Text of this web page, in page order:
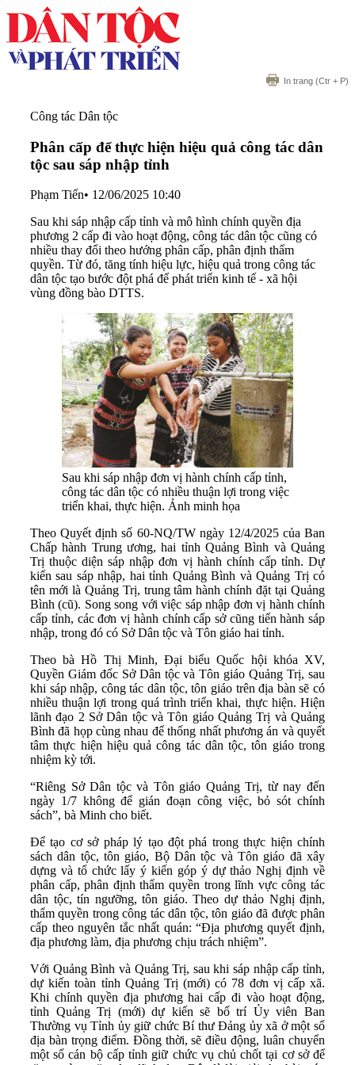
In trang (Ctr + P)
Công tác Dân tộc
Phân cấp để thực hiện hiệu quả công tác dân
tộc sau sáp nhập tỉnh
Phạm Tiến• 12/06/2025 10:40
Sau khi sáp nhập cấp tỉnh và mô hình chính quyền địa
phương 2 cấp đi vào hoạt động, công tác dân tộc cũng có
nhiều thay đổi theo hướng phân cấp, phân định thẩm
quyền. Từ đó, tăng tính hiệu lực, hiệu quả trong công tác
dân tộc tạo bước đột phá để phát triển kinh tế - xã hội
vùng đồng bào DTTS.
Sau khi sáp nhập đơn vị hành chính cấp tỉnh,
công tác dân tộc có nhiều thuận lợi trong việc
triển khai, thực hiện. Ảnh minh họa
Theo Quyết định số 60-NQ/TW ngày 12/4/2025 của Ban
Chấp hành Trung ương, hai tỉnh Quảng Bình và Quảng
Trị thuộc diện sáp nhập đơn vị hành chính cấp tỉnh. Dự
kiến sau sáp nhập, hai tỉnh Quảng Bình và Quảng Trị có
tên mới là Quảng Trị, trung tâm hành chính đặt tại Quảng
Bình (cũ). Song song với việc sáp nhập đơn vị hành chính
cấp tỉnh, các đơn vị hành chính cấp sở cũng tiến hành sáp
nhập, trong đó có Sở Dân tộc và Tôn giáo hai tỉnh.
Theo bà Hồ Thị Minh, Đại biểu Quốc hội khóa XV,
Quyền Giám đốc Sở Dân tộc và Tôn giáo Quảng Trị, sau
khi sáp nhập, công tác dân tộc, tôn giáo trên địa bàn sẽ có
nhiều thuận lợi trong quá trình triển khai, thực hiện. Hiện
lãnh đạo 2 Sở Dân tộc và Tôn giáo Quảng Trị và Quảng
Bình đã họp cùng nhau để thống nhất phương án và quyết
tâm thực hiện hiệu quả công tác dân tộc, tôn giáo trong
nhiệm kỳ tới.
“Riêng Sở Dân tộc và Tôn giáo Quảng Trị, từ nay đến
ngày 1/7 không để gián đoạn công việc, bỏ sót chính
sách”, bà Minh cho biết.
Để tạo cơ sở pháp lý tạo đột phá trong thực hiện chính
sách dân tộc, tôn giáo, Bộ Dân tộc và Tôn giáo đã xây
dựng và tổ chức lấy ý kiến góp ý dự thảo Nghị định về
phân cấp, phân định thẩm quyền trong lĩnh vực công tác
dân tộc, tín ngưỡng, tôn giáo. Theo dự thảo Nghị định,
thẩm quyền trong công tác dân tộc, tôn giáo đã được phân
cấp theo nguyên tắc nhất quán: “Địa phương quyết định,
địa phương làm, địa phương chịu trách nhiệm”.
Với Quảng Bình và Quảng Trị, sau khi sáp nhập cấp tỉnh,
dự kiến toàn tỉnh Quảng Trị (mới) có 78 đơn vị cấp xã.
Khi chính quyền địa phương hai cấp đi vào hoạt động,
tỉnh Quảng Trị (mới) dự kiến sẽ bố trí Ủy viên Ban
Thường vụ Tỉnh ủy giữ chức Bí thư Đảng ủy xã ở một số
địa bàn trọng điểm. Đồng thời, sẽ điều động, luân chuyển
một số cán bộ cấp tỉnh giữ chức vụ chủ chốt tại cơ sở để